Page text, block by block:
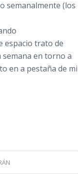
semanalmente (los
espacio trato de
semana en torno a
en a pestaña de mi